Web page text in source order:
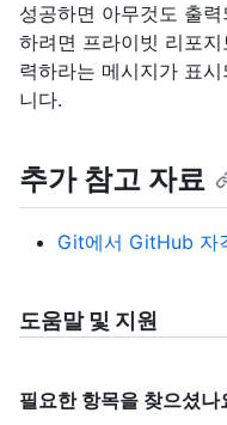
성공하면 아무것도 출
하려면 프라이빗 리포
력하라는 메시지가 표
니다.
추가 참고 자료
Git에서 GitHub 자
도움말 및 지원
필요한 항목을 찾으셨나